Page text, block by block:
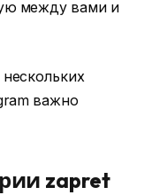
между вами и
важно
zapret